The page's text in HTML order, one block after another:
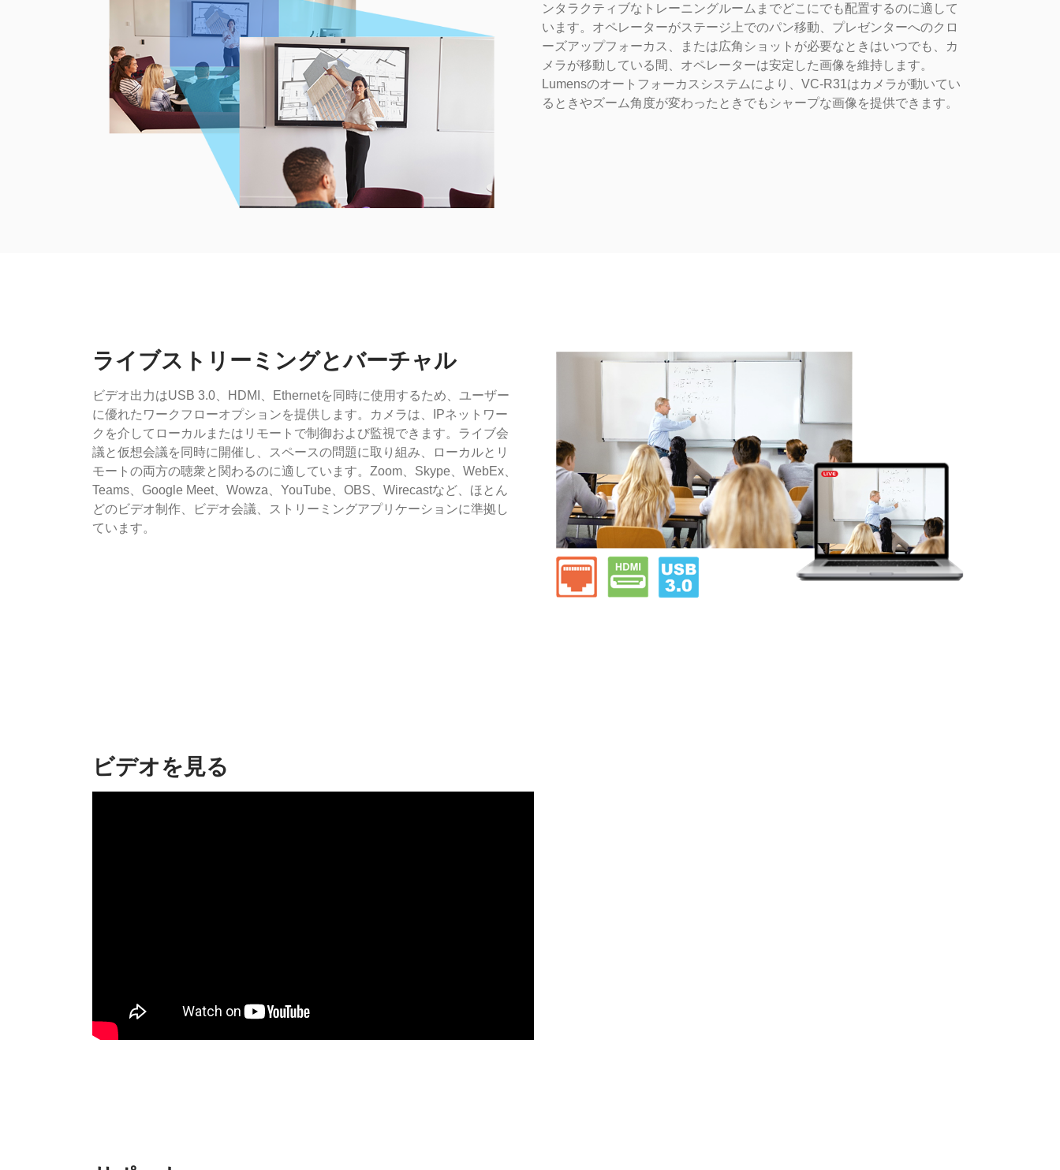
ンタラクティブなトレーニングルームまでどこにでも配置するのに適して
います。オペレーターがステージ上でのパン移動、プレゼンターへのクロ
ーズアップフォーカス、または広角ショットが必要なときはいつでも、カ
メラが移動している間、オペレーターは安定した画像を維持します。
Lumensのオートフォーカスシステムにより、VC-R31はカメラが動いてい
るときやズーム角度が変わったときでもシャープな画像を提供できます。
ライブストリーミングとバーチャル
ビデオ出力はUSB 3.0、HDMI、Ethernetを同時に使用するため、ユーザー
に優れたワークフローオプションを提供します。カメラは、IPネットワー
クを介してローカルまたはリモートで制御および監視できます。ライブ会
議と仮想会議を同時に開催し、スペースの問題に取り組み、ローカルとリ
モートの両方の聴衆と関わるのに適しています。Zoom、Skype、WebEx、
Teams、Google Meet、Wowza、YouTube、OBS、Wirecastなど、ほとん
どのビデオ制作、ビデオ会議、ストリーミングアプリケーションに準拠し
ています。
ビデオを見る